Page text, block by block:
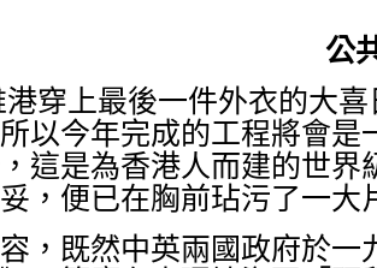
公
穿上最後一件外衣的大
以今年完成的工程將會是
這是為香港人而建的世界
，便已在胸前玷污了一大
，既然中英兩國政府於一